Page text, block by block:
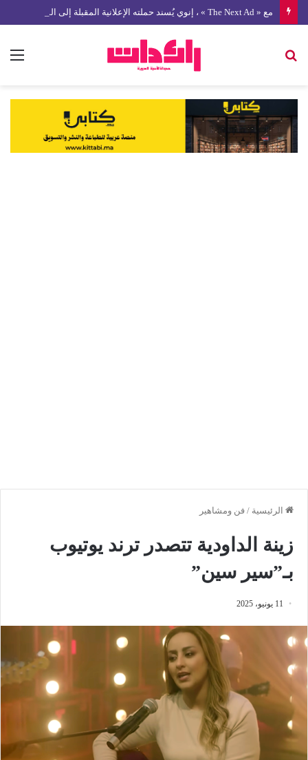
الرئيسية / فن ومشاهير
زينة الداودية تتصدر ترند يوتيوب
بـ”سير سين”
11 يونيو، 2025